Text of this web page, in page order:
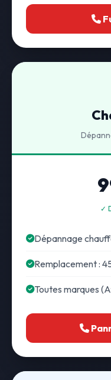
✓
Dépannage
Remplacement :
Toutes marques